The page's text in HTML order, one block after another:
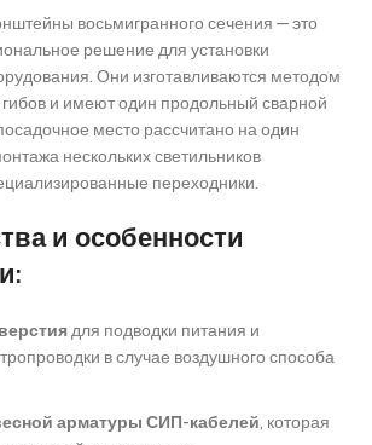
восьмигранного сечения — это
решение для установки
Они изготавливаются методом
и имеют один продольный сварной
место рассчитано на один
нескольких светильников
переходники.
и особенности
для подводки питания и
в случае воздушного способа
арматуры СИП-кабелей, которая